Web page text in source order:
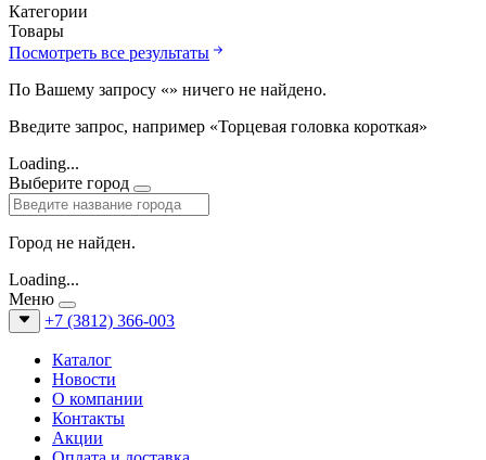
Категории
Товары
Посмотреть все результаты
По Вашему запросу «» ничего не найдено.
Введите запрос, например «Торцевая головка короткая»
Loading...
Выберите город
Город не найден.
Loading...
Меню
+7 (3812) 366-003
Каталог
Новости
О компании
Контакты
Акции